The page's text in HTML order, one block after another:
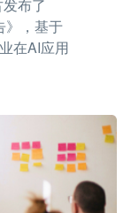
布了
》，基于
在AI应用